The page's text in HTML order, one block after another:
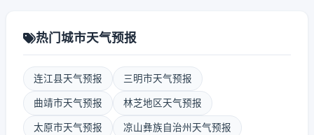
热门城市天气预报
连江县天气预报 三明市天气预报
曲靖市天气预报 林芝地区天气预报
太原市天气预报 凉山彝族自治州天气预报